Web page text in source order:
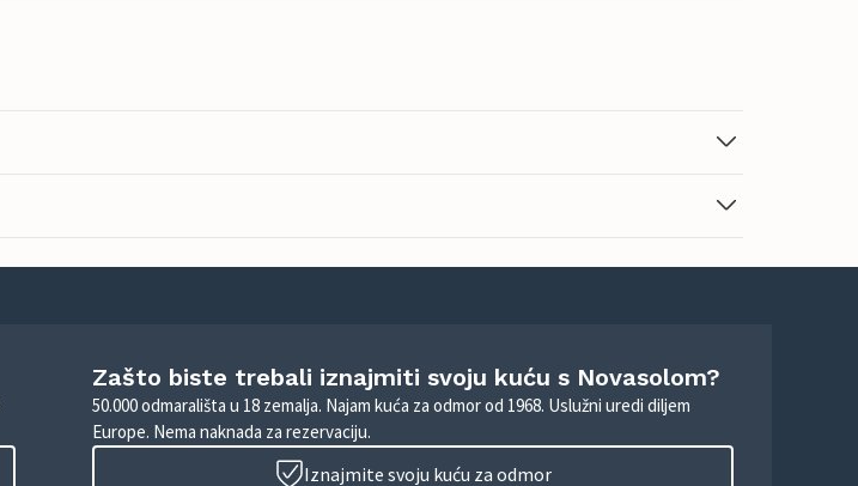
Zašto biste trebali iznajmiti svoju kuću s Novasolom?
50.000 odmarališta u 18 zemalja. Najam kuća za odmor od 1968. Uslužni uredi diljem
Europe. Nema naknada za rezervaciju.
Iznajmite svoju kuću za odmor